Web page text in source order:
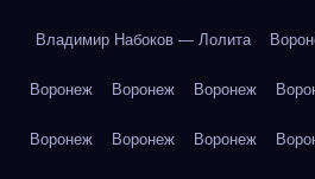
Владимир Набоков — Лолита
Воронеж Воронеж Воронеж
Воронеж Воронеж Воронеж